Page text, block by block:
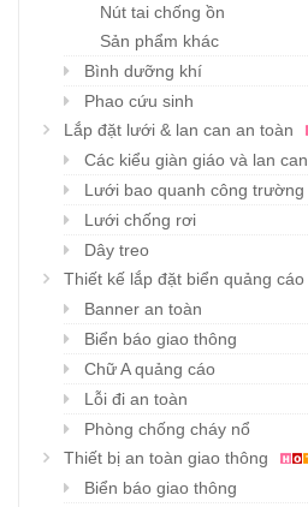
Nút tai chống ồn
Sản phẩm khác
Bình dưỡng khí
Phao cứu sinh
Lắp đặt lưới & lan can an toàn
Các kiểu giàn giáo và lan can
Lưới bao quanh công trường
Lưới chống rơi
Dây treo
Thiết kế lắp đặt biển quảng cáo
Banner an toàn
Biển báo giao thông
Chữ A quảng cáo
Lỗi đi an toàn
Phòng chống cháy nổ
Thiết bị an toàn giao thông
Biển báo giao thông